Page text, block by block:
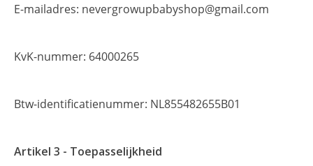
E-mailadres: nevergrowupbabyshop@gmail.com
KvK-nummer: 64000265
Btw-identificatienummer: NL855482655B01
Artikel 3 - Toepasselijkheid